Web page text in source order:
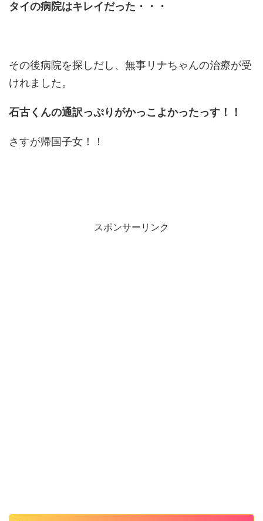
タイの病院はキレイだった・・・
その後病院を探しだし、無事リナちゃんの治療が受
けれました。
石古くんの通訳っぷりがかっこよかったっす！！
さすが帰国子女！！
スポンサーリンク